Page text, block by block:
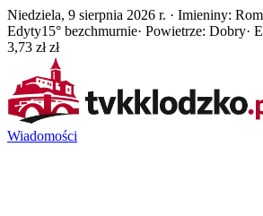
Niedziela, 9 sierpnia 2026 r. · Imieniny:
Edyty15° bezchmurnie· Powietrze: Dobry·
3,73 zł zł
Wiadomości